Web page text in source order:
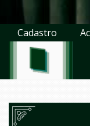
Cadastro